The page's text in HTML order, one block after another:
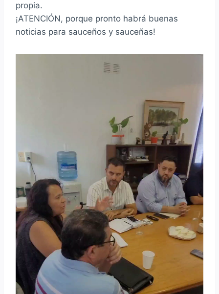
propia.
¡ATENCIÓN, porque pronto habrá buenas
noticias para sauceños y sauceñas!